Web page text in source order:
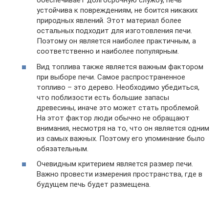
устойчива к повреждениям, не боится никаких
природных явлений. Этот материал более
остальных подходит для изготовления печи.
Поэтому он является наиболее практичным, а
соответственно и наиболее популярным.
Вид топлива также является важным фактором
при выборе печи. Самое распространенное
топливо – это дерево. Необходимо убедиться,
что поблизости есть большие запасы
древесины, иначе это может стать проблемой.
На этот фактор люди обычно не обращают
внимания, несмотря на то, что он является одним
из самых важных. Поэтому его упоминание было
обязательным.
Очевидным критерием является размер печи.
Важно провести измерения пространства, где в
будущем печь будет размещена.